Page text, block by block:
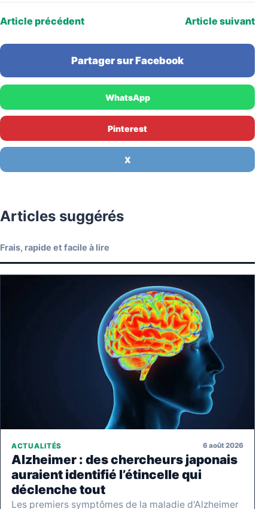
Article précédent Article suivant
Partager sur Facebook
WhatsApp
Pinterest
X
Articles suggérés
Frais, rapide et facile à lire
ACTUALITÉS 6 août 2026
Alzheimer : des chercheurs japonais
auraient identifié l’étincelle qui
déclenche tout
Les premiers symptômes de la maladie d'Alzheimer